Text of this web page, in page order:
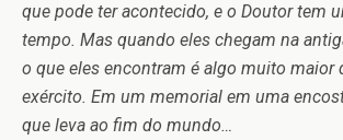
que pode ter acontecido, e o Doutor tem
tempo. Mas quando eles chegam na
o que eles encontram é algo muito maior
exército. Em um memorial em uma
que leva ao fim do mundo…